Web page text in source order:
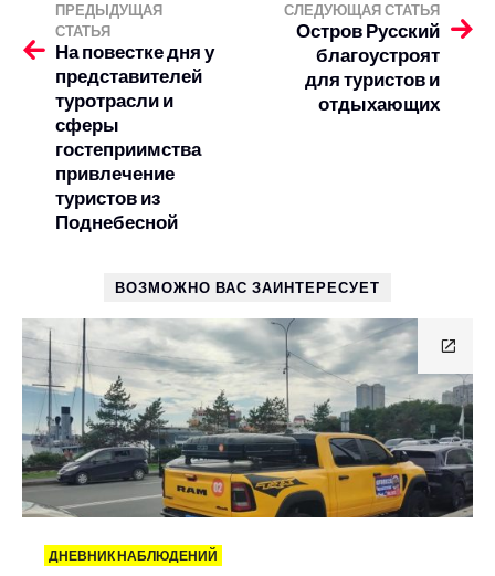
ПРЕДЫДУЩАЯ
СТАТЬЯ
На повестке дня у
представителей
туротрасли и
сферы
гостеприимства
привлечение
туристов из
Поднебесной
СЛЕДУЮЩАЯ СТАТЬЯ
Остров Русский
благоустроят
для туристов и
отдыхающих
ВОЗМОЖНО ВАС ЗАИНТЕРЕСУЕТ
ДНЕВНИК НАБЛЮДЕНИЙ